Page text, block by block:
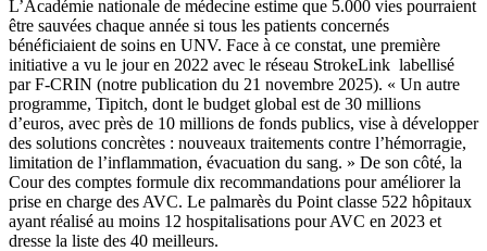
L’Académie nationale de médecine estime que 5.000 vies pourraient
être sauvées chaque année si tous les patients concernés
bénéficiaient de soins en UNV. Face à ce constat, une première
initiative a vu le jour en 2022 avec le réseau StrokeLink labellisé
par F-CRIN (notre publication du 21 novembre 2025). « Un autre
programme, Tipitch, dont le budget global est de 30 millions
d’euros, avec près de 10 millions de fonds publics, vise à développer
des solutions concrètes : nouveaux traitements contre l’hémorragie,
limitation de l’inflammation, évacuation du sang. » De son côté, la
Cour des comptes formule dix recommandations pour améliorer la
prise en charge des AVC. Le palmarès du Point classe 522 hôpitaux
ayant réalisé au moins 12 hospitalisations pour AVC en 2023 et
dresse la liste des 40 meilleurs.